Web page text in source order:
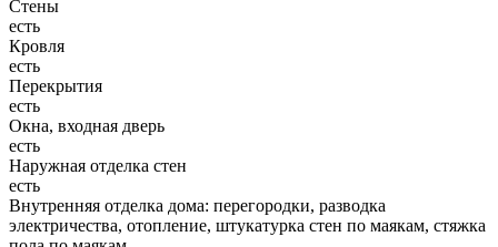
Стены
есть
Кровля
есть
Перекрытия
есть
Окна, входная дверь
есть
Наружная отделка стен
есть
Внутренняя отделка дома: перегородки, разводка
электричества, отопление, штукатурка стен по маякам, стяжка